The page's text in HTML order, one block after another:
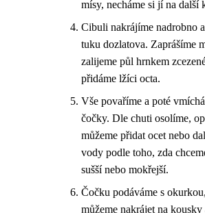
mísy, necháme si jí na další
Cibuli nakrájíme nadrobno
tuku dozlatova. Zaprášíme
zalijeme půl hrnkem
přidáme lžíci octa.
Vše povaříme a poté
čočky. Dle chuti osolíme,
můžeme přidat ocet nebo
vody podle toho, zda
sušší nebo mokřejší.
Čočku podáváme s
můžeme nakrájet na